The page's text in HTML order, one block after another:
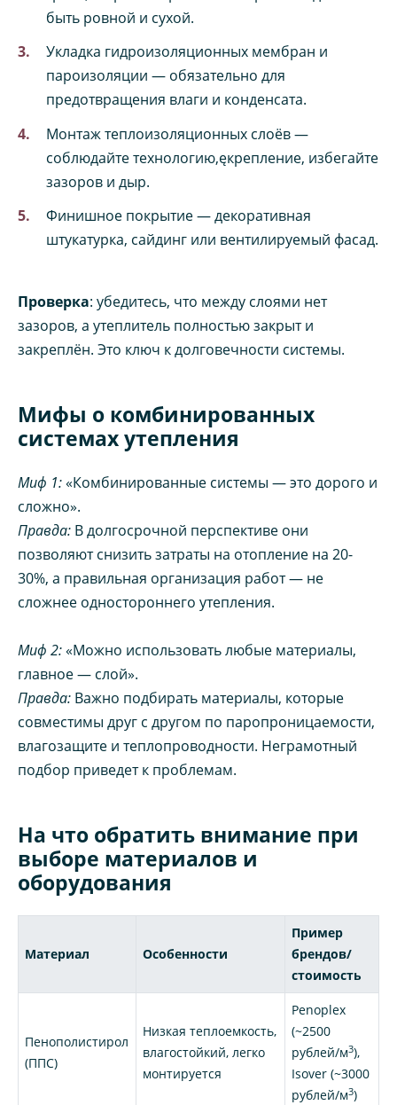
быть ровной и сухой.
Укладка гидроизоляционных мембран и
пароизоляции — обязательно для
предотвращения влаги и конденсата.
Монтаж теплоизоляционных слоёв —
соблюдайте технологию,ęкрепление, избегайте
зазоров и дыр.
Финишное покрытие — декоративная
штукатурка, сайдинг или вентилируемый фасад.
Проверка: убедитесь, что между слоями нет
зазоров, а утеплитель полностью закрыт и
закреплён. Это ключ к долговечности системы.
Мифы о комбинированных
системах утепления
Миф 1:«Комбинированные системы — это дорого и
сложно».
Правда: В долгосрочной перспективе они
позволяют снизить затраты на отопление на 20-
30%, а правильная организация работ — не
сложнее одностороннего утепления.
Миф 2:«Можно использовать любые материалы,
главное — слой».
Правда: Важно подбирать материалы, которые
совместимы друг с другом по паропроницаемости,
влагозащите и теплопроводности. Неграмотный
подбор приведет к проблемам.
На что обратить внимание при
выборе материалов и
оборудования
Материал Особенности
Пример
брендов/
стоимость
Пенополистирол
(ППС)
Низкая теплоемкость,
влагостойкий, легко
монтируется
Penoplex
(~2500
рублей/м3),
Isover (~3000
рублей/м3)